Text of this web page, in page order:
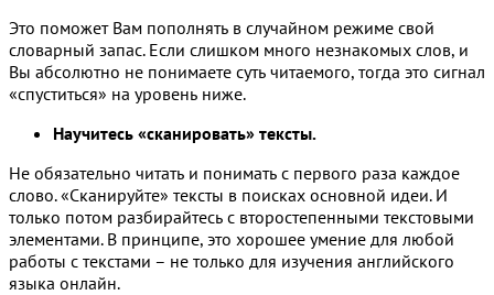
Это поможет Вам пополнять в случайном режиме свой
словарный запас. Если слишком много незнакомых слов, и
Вы абсолютно не понимаете суть читаемого, тогда это сигнал
«спуститься» на уровень ниже.
Научитесь «сканировать» тексты.
Не обязательно читать и понимать с первого раза каждое
слово. «Сканируйте» тексты в поисках основной идеи. И
только потом разбирайтесь с второстепенными текстовыми
элементами. В принципе, это хорошее умение для любой
работы с текстами – не только для изучения английского
языка онлайн.